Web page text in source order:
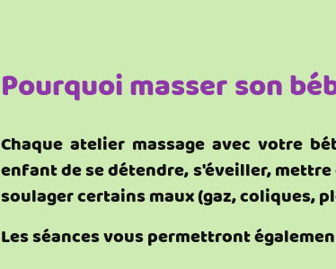
Pourquoi masser son
Chaque atelier massage avec votre
enfant de se détendre, s'éveiller,
soulager certains maux (gaz, coliques,
Les séances vous permettront